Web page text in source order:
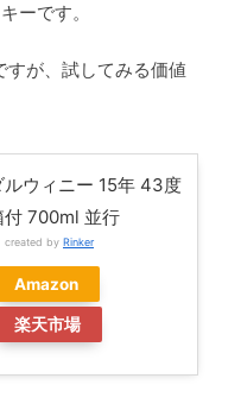
ーです。
が、試してみる価値
ルウィニー 15年 43度
付 700ml 並行
created by Rinker
Amazon
楽天市場